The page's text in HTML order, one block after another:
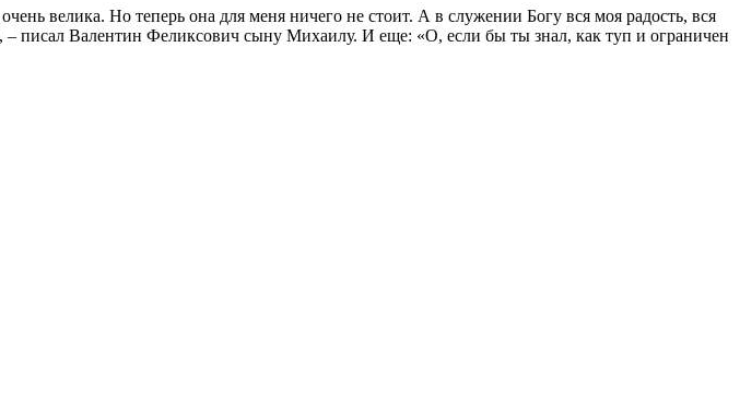
велика. Но теперь она для меня ничего не стоит. А в служении Богу вся моя радость, вся
– писал Валентин Феликсович сыну Михаилу. И еще: «О, если бы ты знал, как туп и ограничен